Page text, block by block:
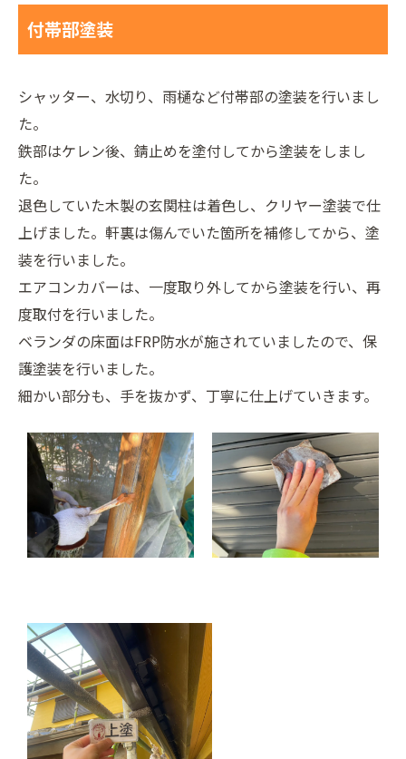
付帯部塗装
シャッター、水切り、雨樋など付帯部の塗装を行いまし
た。
鉄部はケレン後、錆止めを塗付してから塗装をしまし
た。
退色していた木製の玄関柱は着色し、クリヤー塗装で仕
上げました。軒裏は傷んでいた箇所を補修してから、塗
装を行いました。
エアコンカバーは、一度取り外してから塗装を行い、再
度取付を行いました。
ベランダの床面はFRP防水が施されていましたので、保
護塗装を行いました。
細かい部分も、手を抜かず、丁寧に仕上げていきます。